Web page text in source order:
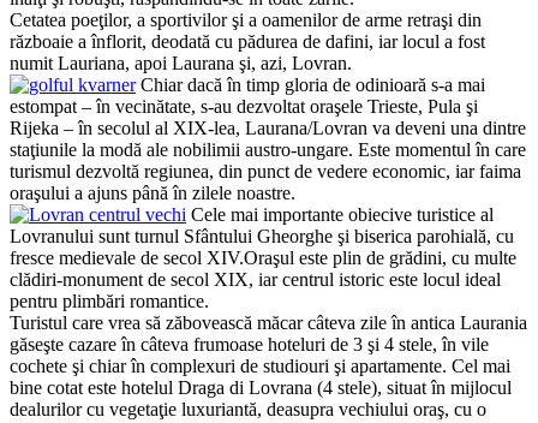
Cetatea poeţilor, a sportivilor şi a oamenilor de arme retraşi din
războaie a înflorit, deodată cu pădurea de dafini, iar locul a fost
numit Lauriana, apoi Laurana şi, azi, Lovran.
Chiar dacă în timp gloria de odinioară s-a mai
estompat – în vecinătate, s-au dezvoltat oraşele Trieste, Pula şi
Rijeka – în secolul al XIX-lea, Laurana/Lovran va deveni una dintre
staţiunile la modă ale nobilimii austro-ungare. Este momentul în care
turismul dezvoltă regiunea, din punct de vedere economic, iar faima
oraşului a ajuns până în zilele noastre.
Cele mai importante obiecive turistice al
Lovranului sunt turnul Sfântului Gheorghe şi biserica parohială, cu
fresce medievale de secol XIV.Oraşul este plin de grădini, cu multe
clădiri-monument de secol XIX, iar centrul istoric este locul ideal
pentru plimbări romantice.
Turistul care vrea să zăbovească măcar câteva zile în antica Laurania
găseşte cazare în câteva frumoase hoteluri de 3 şi 4 stele, în vile
cochete şi chiar în complexuri de studiouri şi apartamente. Cel mai
bine cotat este hotelul Draga di Lovrana (4 stele), situat în mijlocul
dealurilor cu vegetaţie luxuriantă, deasupra vechiului oraş, cu o